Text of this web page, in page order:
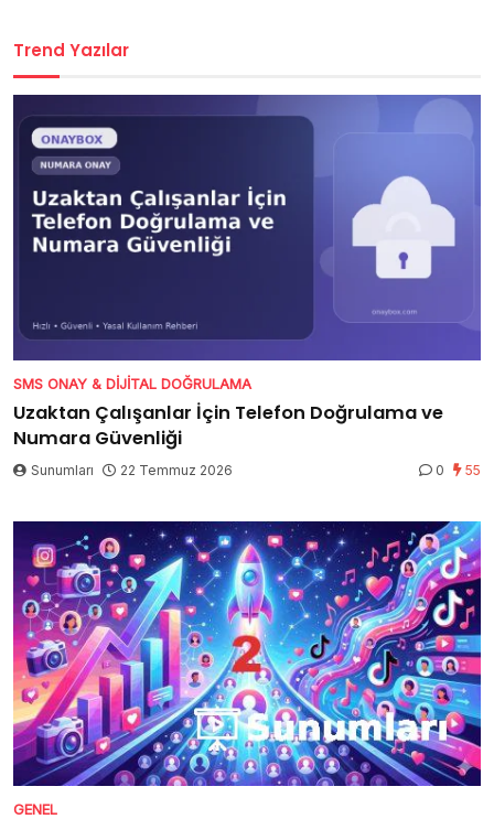
Trend Yazılar
SMS ONAY & DIJITAL DOĞRULAMA
Uzaktan Çalışanlar İçin Telefon Doğrulama ve
Numara Güvenliği
Sunumları 22 Temmuz 2026 0 55
GENEL